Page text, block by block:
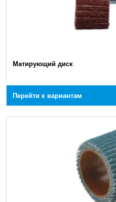
Матирующий диск
Перейти к вариантам